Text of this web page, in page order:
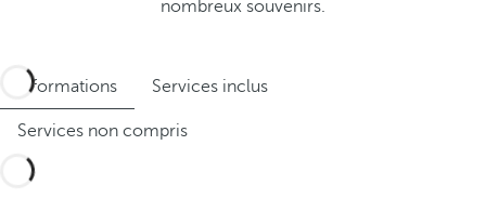
nombreux souvenirs.
Informations Services inclus
Services non compris